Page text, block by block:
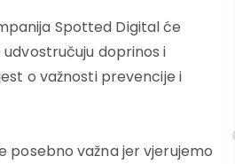
Spotted Digital će
doprinos i
o važnosti prevencije i
posebno važna jer vjerujemo